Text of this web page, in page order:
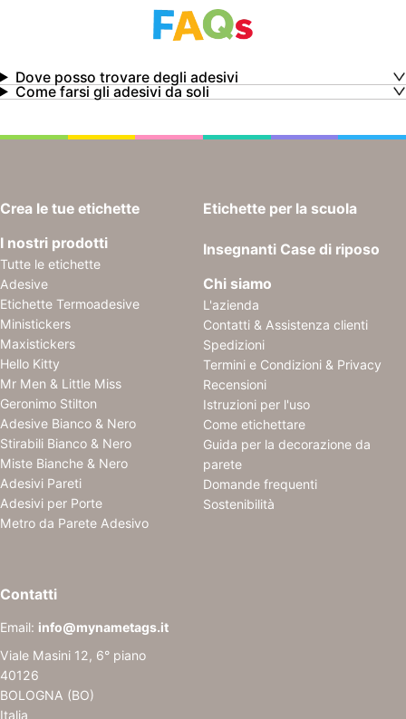
Dove posso trovare degli adesivi
Come farsi gli adesivi da soli
Crea le tue etichette
I nostri prodotti
Tutte le etichette
Adesive
Etichette Termoadesive
Ministickers
Maxistickers
Hello Kitty
Mr Men & Little Miss
Geronimo Stilton
Adesive Bianco & Nero
Stirabili Bianco & Nero
Miste Bianche & Nero
Adesivi Pareti
Adesivi per Porte
Metro da Parete Adesivo
Etichette per la scuola
Insegnanti Case di riposo
Chi siamo
L'azienda
Contatti & Assistenza clienti
Spedizioni
Termini e Condizioni & Privacy
Recensioni
Istruzioni per l'uso
Come etichettare
Guida per la decorazione da
parete
Domande frequenti
Sostenibilità
Contatti
Email: info@mynametags.it
Viale Masini 12, 6° piano
40126
BOLOGNA (BO)
Italia